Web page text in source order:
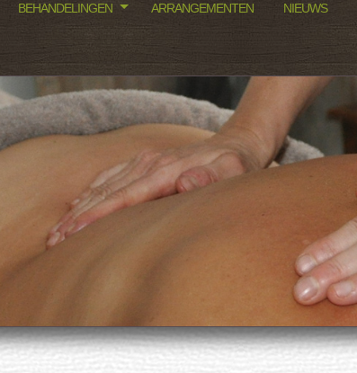
BEHANDELINGEN ARRANGEMENTEN NIEUWS